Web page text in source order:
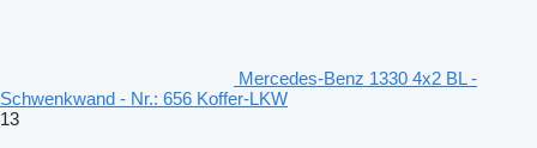
Mercedes-Benz 1330 4x2 BL -
Schwenkwand - Nr.: 656 Koffer-LKW
13